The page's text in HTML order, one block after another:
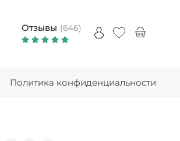
Отзывы (646)
Политика конфиденциальности